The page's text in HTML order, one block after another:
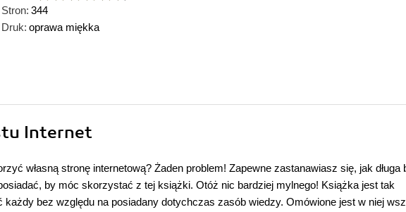
Stron: 344
Druk: oprawa miękka
Internet
własną stronę internetową? Żaden problem! Zapewne zastanawiasz się, jak długa
by móc skorzystać z tej książki. Otóż nic bardziej mylnego! Książka jest tak
każdy bez względu na posiadany dotychczas zasób wiedzy. Omówione jest w niej